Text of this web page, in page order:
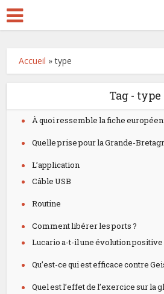
Accueil »type
Tag - type
À quoi ressemble la fiche
Quelle prise pour la Grande-
L’application
Câble USB
Routine
Comment libérer les ports ?
Lucario a-t-il une évolution positive
Qu’est-ce qui est efficace contre
Quel est l’effet de l’exercice sur la